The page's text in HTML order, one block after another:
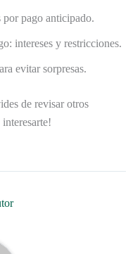
por pago anticipado.
intereses y restricciones.
evitar sorpresas.
de revisar otros